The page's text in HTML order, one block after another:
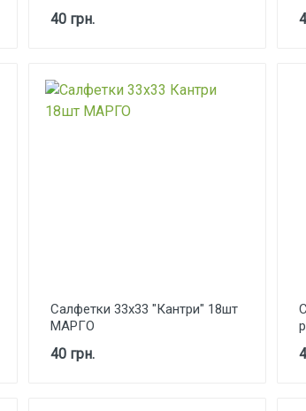
40 грн.
Салфетки 33х33 "Кантри" 18шт
МАРГО
40 грн.